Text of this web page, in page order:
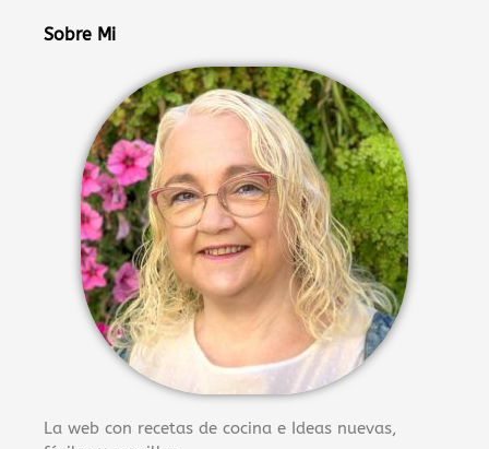
Sobre Mi
La web con recetas de cocina e Ideas nuevas,